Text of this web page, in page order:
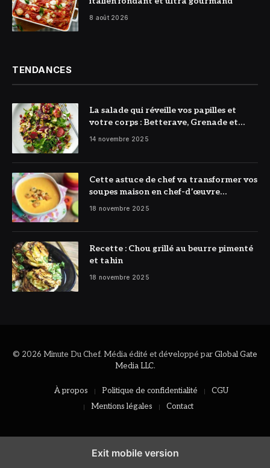
8 août 2026
TENDANCES
La salade qui réveille vos papilles et
votre corps : Betterave, Grenade et
Citron à l’honneur
14 novembre 2025
Cette astuce de chef va transformer vos
soupes maison en chef-d’œuvre
réconfortant
18 novembre 2025
Recette : Chou grillé au beurre pimenté
et tahin
18 novembre 2025
© 2026 Minute Du Chef. Média édité et développé parGlobal Gate
Media LLC.
À propos Politique de confidentialité
CGU
Mentions légales
Contact
Exit mobile version